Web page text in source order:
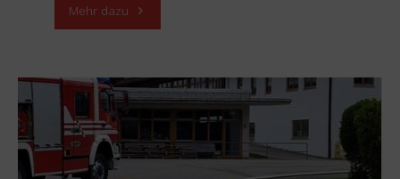
Mehr dazu "Einsatz
–
mit